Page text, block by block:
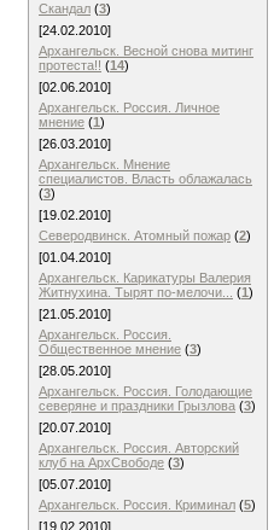
Скандал (3)
[24.02.2010]
Архангельск. Весной снова митинг
протеста!! (14)
[02.06.2010]
Архангельск. Россия. Личное
мнение (1)
[26.03.2010]
Архангельск. Мнение
специалистов. Власть облажалась
(3)
[19.02.2010]
Северодвинск. Атомный пожар (2)
[01.04.2010]
Архангельск. Карикатуры Валерия
Житнухина. Тырят по-мелочи...
(1)
[21.05.2010]
Архангельск. Россия.
Общественное мнение (3)
[28.05.2010]
Архангельск. Россия. Голодающие
северяне и праздники Грызлова (3)
[20.07.2010]
Архангельск. Россия. Авторский
клуб на АрхСвободе (3)
[05.07.2010]
Архангельск. Россия. Криминал (5)
[19.02.2010]